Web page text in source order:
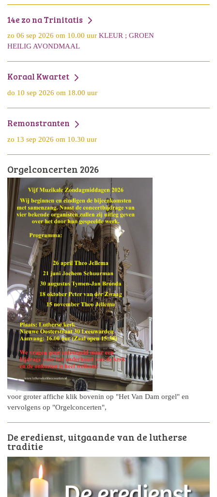
14e zo na Trinitatis
zo 06 sep 2026 om 10.00 uur KLEUR ; GROEN
HEILIG AVONDMAAL
Koraal Kwartet
do 10 sep 2026 om 18.00 uur
Remonstranten
zo 13 sep 2026 om 10.30 uur
Orgelconcerten 2026
voor groter affiche klik bovenin op "Het Van Dam orgel" en
vervolgens op "Orgelconcerten",
De eredienst, uitgaande van de lutherse
traditie